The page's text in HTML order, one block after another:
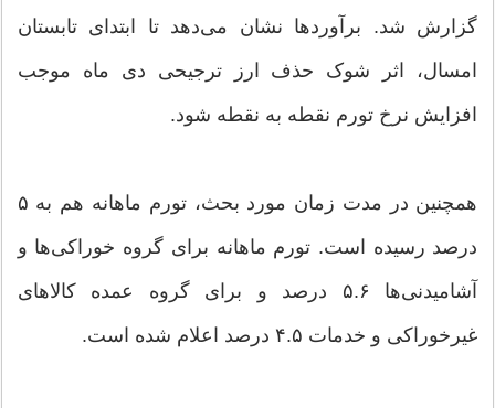
گزارش شد. برآوردها نشان می‌دهد تا ابتدای تابستان
امسال، اثر شوک حذف ارز ترجیحی دی ماه موجب
افزایش نرخ تورم نقطه به نقطه شود.
همچنین در مدت زمان مورد بحث، تورم ماهانه هم به ۵
درصد رسیده است. تورم ماهانه برای گروه خوراکی‌ها و
آشامیدنی‌ها ۵.۶ درصد و برای گروه عمده کالاهای
غیرخوراکی و خدمات ۴.۵ درصد اعلام شده است.